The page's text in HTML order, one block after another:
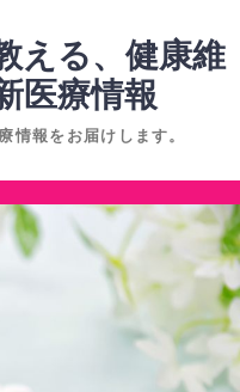
える、健康維
医療情報
情報をお届けします。